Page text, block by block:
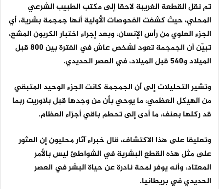
تم نقل القطعة الغريبة لاحقا إلى مكتب الطبيب الشرعي
المحلي، حيث كشفت الفحوصات الأولية أنها جمجمة بشرية، أي
الجزء العلوي من رأس الإنسان، وبعد إجراء اختبار الكربون المشع،
تبيّن أن الجمجمة تعود لشخص عاش في الفترة بين 800 قبل
الميلاد و540 قبل الميلاد، في العصر الحديدي.
وتشير التحليلات إلى أن الجمجمة كانت الجزء الوحيد المتبقي
من الهيكل العظمي، ما يوحي بأن من وجدها قبل بلاوريت ربما
قد ركلها بعنف، ما أدى إلى تحطم باقي أجزاء العظام.
وتعليقا على هذا الاكتشاف، قال خبراء آثار محليون إن العثور
على مثل هذه القطع البشرية في الشواطئ ليس بالأمر
المعتاد، وأنه يوفر لمحة نادرة عن حياة البشر في العصر
الحديدي في بريطانيا.